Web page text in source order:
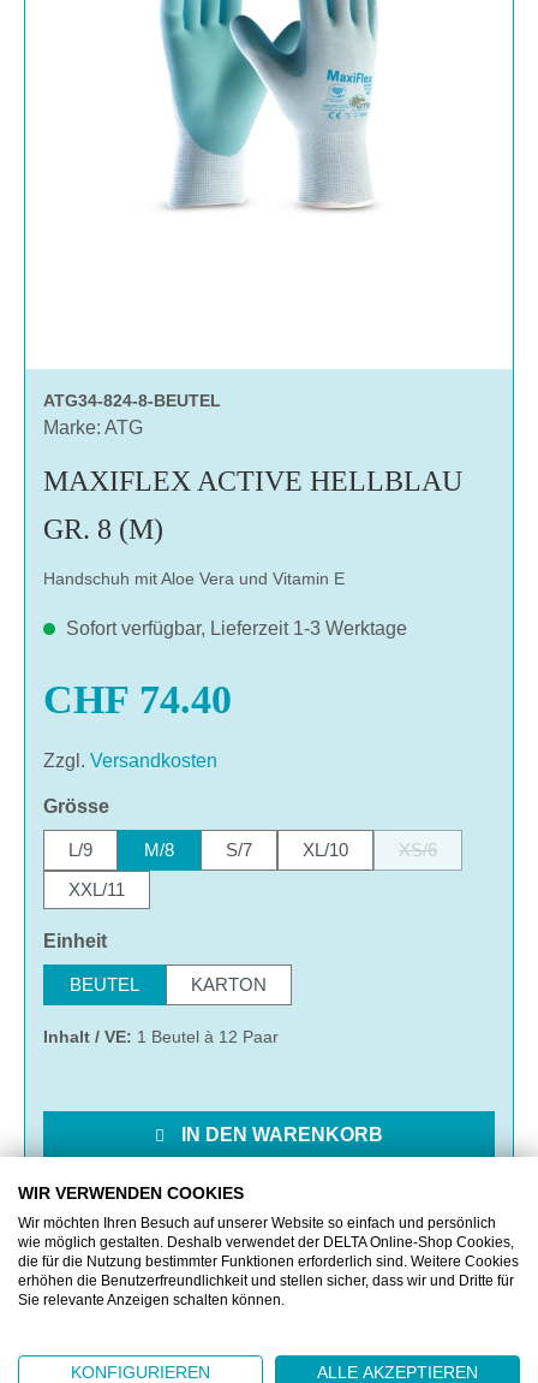
ATG34-824-8-BEUTEL
Marke: ATG
MAXIFLEX ACTIVE HELLBLAU
GR. 8 (M)
Handschuh mit Aloe Vera und Vitamin E
Sofort verfügbar, Lieferzeit 1-3 Werktage
CHF 74.40
Zzgl. Versandkosten
Grösseauswählen
L/9 M/8 S/7 XL/10 XS/6
XXL/11
Einheitauswählen
BEUTEL KARTON
Inhalt / VE: 1 Beutel à 12 Paar
IN DEN WARENKORB
VERGLEICHEN
OFFERTE EINHOLEN
WIR VERWENDEN COOKIES
Wir möchten Ihren Besuch auf unserer Website so einfach und persönlich
wie möglich gestalten. Deshalb verwendet der DELTA Online-Shop Cookies,
die für die Nutzung bestimmter Funktionen erforderlich sind. Weitere Cookies
erhöhen die Benutzerfreundlichkeit und stellen sicher, dass wir und Dritte für
Sie relevante Anzeigen schalten können.
KONFIGURIEREN ALLE AKZEPTIEREN